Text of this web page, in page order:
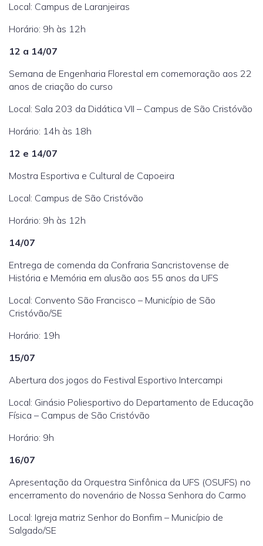
Local: Campus de Laranjeiras
Horário: 9h às 12h
12 a 14/07
Semana de Engenharia Florestal em comemoração aos 22
anos de criação do curso
Local: Sala 203 da Didática VII – Campus de São Cristóvão
Horário: 14h às 18h
12 e 14/07
Mostra Esportiva e Cultural de Capoeira
Local: Campus de São Cristóvão
Horário: 9h às 12h
14/07
Entrega de comenda da Confraria Sancristovense de
História e Memória em alusão aos 55 anos da UFS
Local: Convento São Francisco – Município de São
Cristóvão/SE
Horário: 19h
15/07
Abertura dos jogos do Festival Esportivo Intercampi
Local: Ginásio Poliesportivo do Departamento de Educação
Física – Campus de São Cristóvão
Horário: 9h
16/07
Apresentação da Orquestra Sinfônica da UFS (OSUFS) no
encerramento do novenário de Nossa Senhora do Carmo
Local: Igreja matriz Senhor do Bonfim – Município de
Salgado/SE